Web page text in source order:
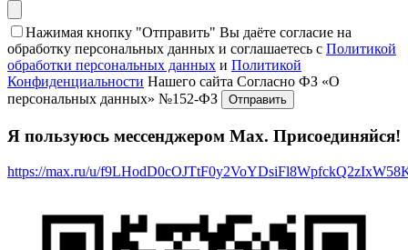
Нажимая кнопку "Отправить" Вы даёте согласие на
обработку персональных данных и соглашаетесь с Политикой
обработки персональных данных и Политикой
Конфиденциальности Нашего сайта Согласно ФЗ «О
персональных данных» №152-ФЗ
Я пользуюсь мессенджером Max. Присоединяйся!
https://max.ru/u/